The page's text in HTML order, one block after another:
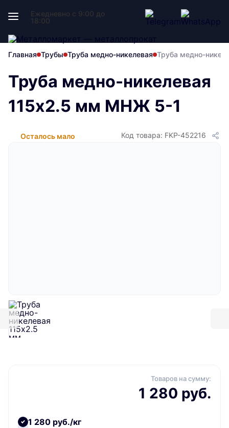
Ежедневно с 9:00 до
18:00
Главная Трубы Труба медно-никелевая Труба медно-
Труба медно-никелевая
115х2.5 мм МНЖ 5-1
Осталось мало Код товара: FKP-452216
Товаров на сумму:
1 280 руб.
1 280 руб./кг